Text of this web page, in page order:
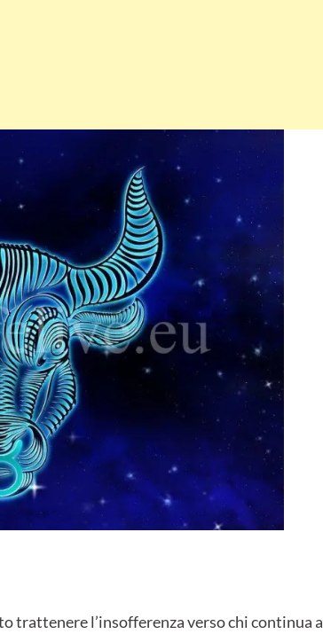
trattenere l’insofferenza verso chi continua a